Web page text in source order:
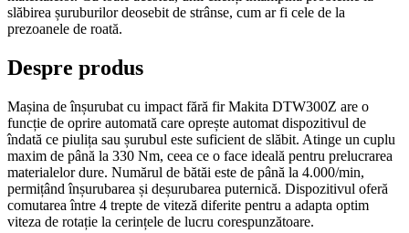
slăbirea șuruburilor deosebit de strânse, cum ar fi cele de la
prezoanele de roată.
Despre produs
Mașina de înșurubat cu impact fără fir Makita DTW300Z are o
funcție de oprire automată care oprește automat dispozitivul de
îndată ce piulița sau șurubul este suficient de slăbit. Atinge un cuplu
maxim de până la 330 Nm, ceea ce o face ideală pentru prelucrarea
materialelor dure. Numărul de bătăi este de până la 4.000/min,
permițând înșurubarea și deșurubarea puternică. Dispozitivul oferă
comutarea între 4 trepte de viteză diferite pentru a adapta optim
viteza de rotație la cerințele de lucru corespunzătoare.